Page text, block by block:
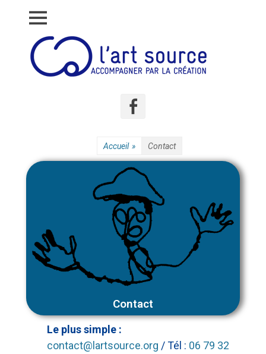
L'art source
Accompagner par la création
Accueil » Contact
Contact
Le plus simple :
contact@lartsource.org / Tél : 06 79 32